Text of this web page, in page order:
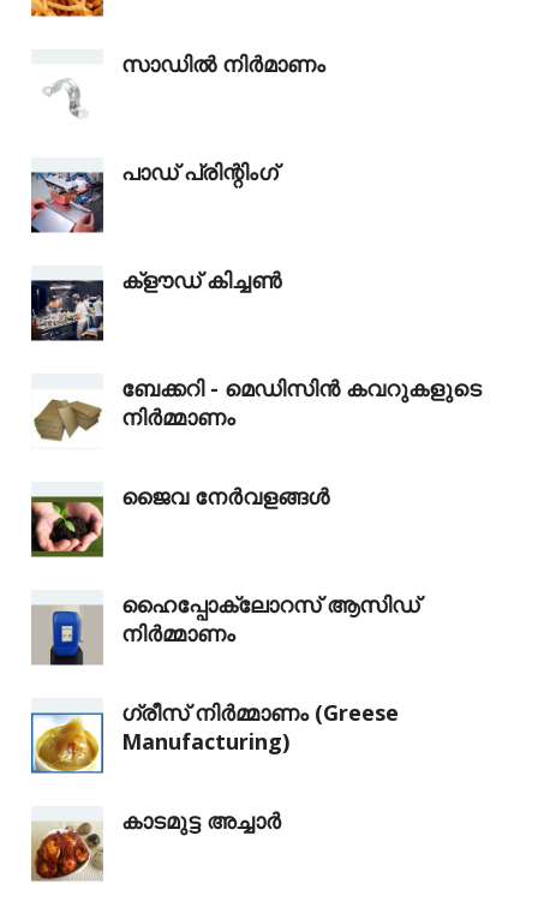
സാഡിൽ നിർമാണം
പാഡ് പ്രിന്റിംഗ്
ക്‌ളൗഡ്‌ കിച്ചൺ
ബേക്കറി - മെഡിസിൻ കവറുകളുടെ
നിർമ്മാണം
ജൈവ നേർവളങ്ങൾ
ഹൈപ്പോക്ലോറസ് ആസിഡ്
നിർമ്മാണം
ഗ്രീസ് നിർമ്മാണം (Greese
Manufacturing)
കാടമുട്ട അച്ചാർ